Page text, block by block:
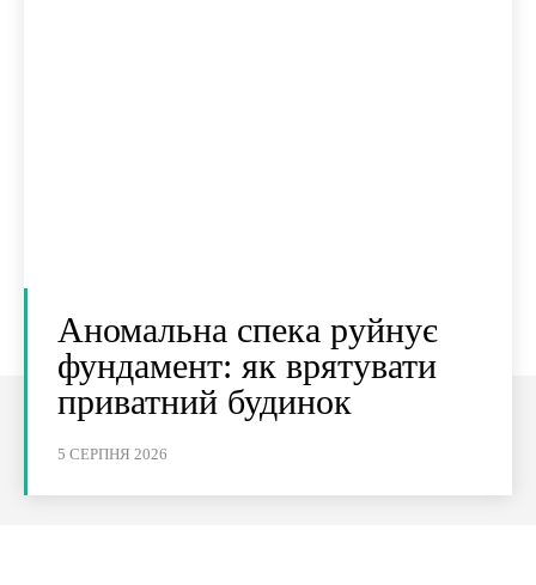
Аномальна спека руйнує
фундамент: як врятувати
приватний будинок
5 СЕРПНЯ 2026